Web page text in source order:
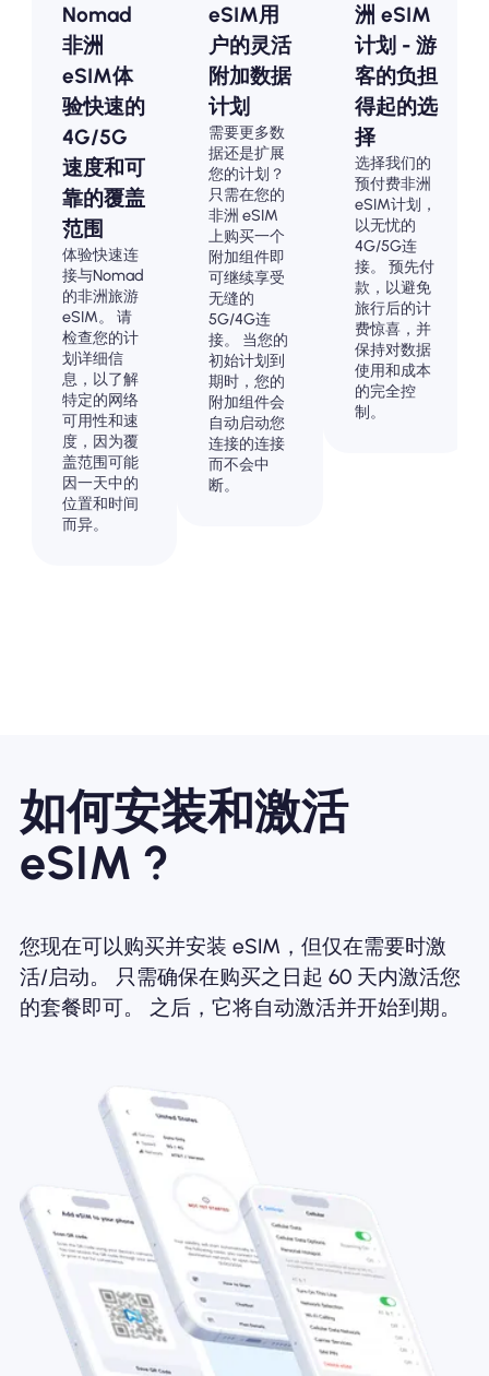
Nomad
非洲
eSIM体
验快速的
4G/5G
速度和可
靠的覆盖
范围
体验快速连
接与Nomad
的非洲旅游
eSIM。 请
检查您的计
划详细信
息，以了解
特定的网络
可用性和速
度，因为覆
盖范围可能
因一天中的
位置和时间
而异。
eSIM用
户的灵活
附加数据
计划
需要更多数
据还是扩展
您的计划？
只需在您的
非洲 eSIM
上购买一个
附加组件即
可继续享受
无缝的
5G/4G连
接。 当您的
初始计划到
期时，您的
附加组件会
自动启动您
连接的连接
而不会中
断。
洲 eSIM
计划 - 游
客的负担
得起的选
择
选择我们的
预付费非洲
eSIM计划，
以无忧的
4G/5G连
接。 预先付
款，以避免
旅行后的计
费惊喜，并
保持对数据
使用和成本
的完全控
制。
如何安装和激活
eSIM ?
您现在可以购买并安装 eSIM，但仅在需要时激
活/启动。 只需确保在购买之日起 60 天内激活您
的套餐即可。 之后，它将自动激活并开始到期。